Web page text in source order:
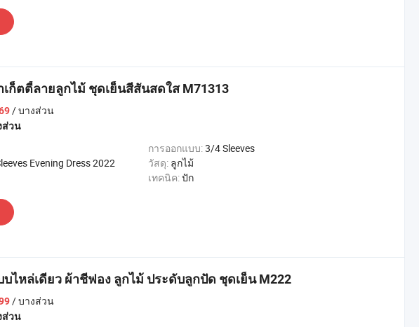
ก็ตตี้ลายลูกไม้ ชุดเย็นสีสันสดใส M71313
/ บางส่วน
ส่วน
การออกแบบ:3/4 Sleeves
Evening Dress 2022 วัสดุ: ลูกไม้
เทคนิค:ปัก
ไหล่เดียว ผ้าชีฟอง ลูกไม้ ประดับลูกปัด ชุดเย็น M222
/ บางส่วน
ส่วน